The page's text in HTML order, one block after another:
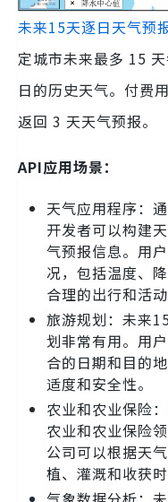
未来15天逐日天气预
定城市未来最多 15
日的历史天气。付费
返回 3 天天气预报。
API应用场景：
天气应用程序：
开发者可以构建
气预报信息。用
况，包括温度、
合理的出行和活动
旅游规划：未来
划非常有用。用
合的日期和目的
适度和安全性。
农业和农业保险
农业和农业保险
公司可以根据天
植、灌溉和收获